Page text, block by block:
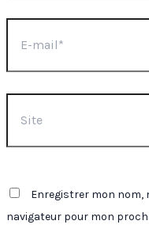
mail*
Enregistrer mon nom,
navigateur pour mon